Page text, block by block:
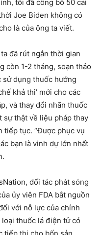
tôi đã công bố 50 cải
Joe Biden không có
là của ông ta viết.
đã rút ngắn thời gian
còn 1-2 tháng, soạn thảo
sử dụng thuốc hướng
khả thi’ mới cho các
và thay đổi nhãn thuốc
thật về liệu pháp thay
tiếp tục. “Được phục vụ
bạn là vinh dự lớn nhất
đối tác phát sóng
ủy viên FDA bắt nguồn
với nỗ lực của chính
thuốc lá điện tử có